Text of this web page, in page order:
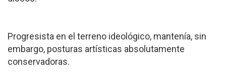
Progresista en el terreno ideológico, mantenía, sin
embargo, posturas artísticas absolutamente
conservadoras.